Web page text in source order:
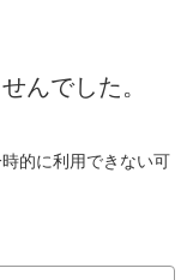
んでした。
的に利用できない可